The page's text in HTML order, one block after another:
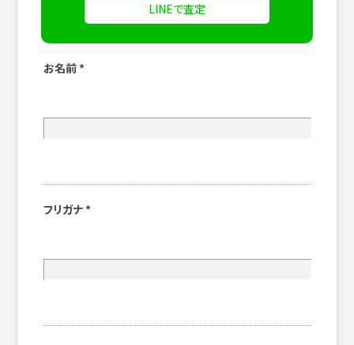
LINEで査定
お名前 *
フリガナ *